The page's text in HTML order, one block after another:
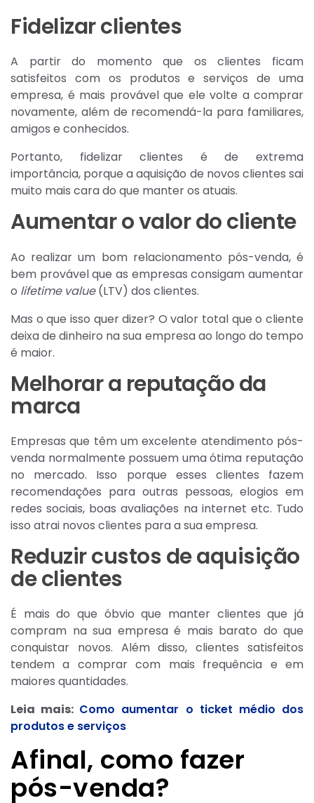
Fidelizar clientes
A partir do momento que os clientes ficam
satisfeitos com os produtos e serviços de uma
empresa, é mais provável que ele volte a comprar
novamente, além de recomendá-la para familiares,
amigos e conhecidos.
Portanto, fidelizar clientes é de extrema
importância, porque a aquisição de novos clientes sai
muito mais cara do que manter os atuais.
Aumentar o valor do cliente
Ao realizar um bom relacionamento pós-venda, é
bem provável que as empresas consigam aumentar
o lifetime value(LTV) dos clientes.
Mas o que isso quer dizer? O valor total que o cliente
deixa de dinheiro na sua empresa ao longo do tempo
é maior.
Melhorar a reputação da
marca
Empresas que têm um excelente atendimento pós-
venda normalmente possuem uma ótima reputação
no mercado. Isso porque esses clientes fazem
recomendações para outras pessoas, elogios em
redes sociais, boas avaliações na internet etc. Tudo
isso atrai novos clientes para a sua empresa.
Reduzir custos de aquisição
de clientes
É mais do que óbvio que manter clientes que já
compram na sua empresa é mais barato do que
conquistar novos. Além disso, clientes satisfeitos
tendem a comprar com mais frequência e em
maiores quantidades.
Leia mais: Como aumentar o ticket médio dos
produtos e serviços
Afinal, como fazer
pós-venda?